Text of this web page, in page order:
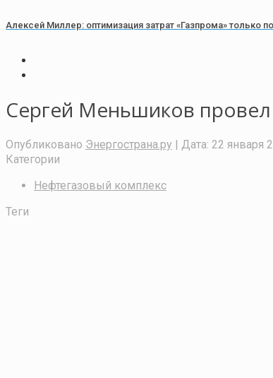
Алексей Миллер: оптимизация затрат «Газпрома» только
Сергей Меньшиков
Опубликовано Энергострана.ру | Дата: 22 января
Категории
Нефтегазовый комплекс
Теги